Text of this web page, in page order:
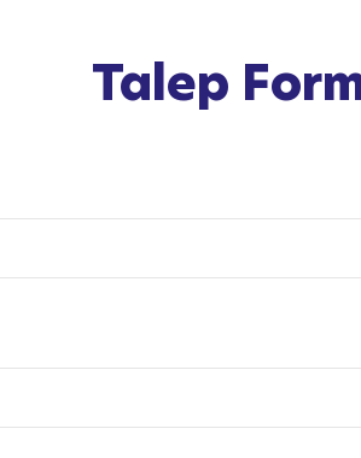
Talep